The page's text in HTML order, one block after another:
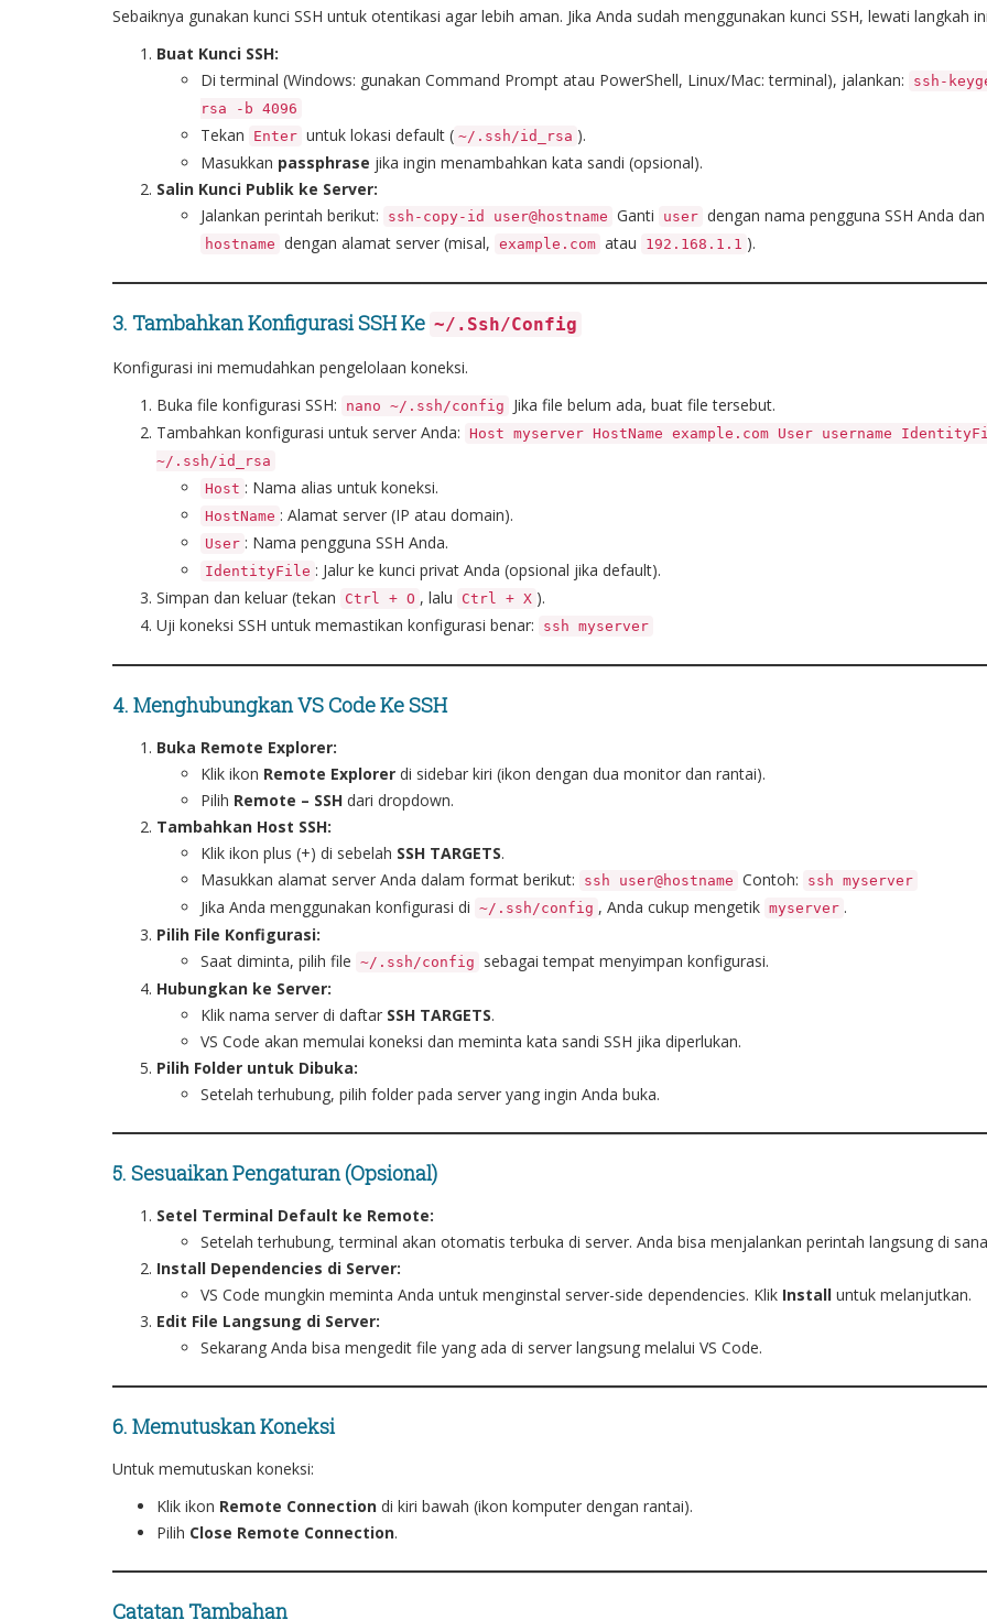
Sebaiknya gunakan kunci SSH untuk otentikasi agar lebih aman. Jika Anda sudah menggunakan kunci SSH, lewati langkah
Buat Kunci SSH:
Di terminal (Windows: gunakan Command Prompt atau PowerShell, Linux/Mac: terminal), jalankan:
ssh-
rsa -b 4096
Tekan Enter untuk lokasi default ( ~/.ssh/id_rsa ).
Masukkan passphrase jika ingin menambahkan kata sandi (opsional).
Salin Kunci Publik ke Server:
Jalankan perintah berikut:
ssh-copy-id user@hostname Ganti user dengan nama pengguna SSH Anda dan
hostname dengan alamat server (misal, example.com atau 192.168.1.1 ).
3. Tambahkan Konfigurasi SSH Ke ~/.ssh/config
Konfigurasi ini memudahkan pengelolaan koneksi.
Buka file konfigurasi SSH:
nano ~/.ssh/config
Jika file belum ada, buat file tersebut.
Tambahkan konfigurasi untuk server Anda: Host myserver HostName example.com User username
~/.ssh/id_rsa
Host : Nama alias untuk koneksi.
HostName : Alamat server (IP atau domain).
User : Nama pengguna SSH Anda.
IdentityFile : Jalur ke kunci privat Anda (opsional jika default).
Simpan dan keluar (tekan
Ctrl + O , lalu Ctrl + X ).
Uji koneksi SSH untuk memastikan konfigurasi benar:
ssh myserver
4. Menghubungkan VS Code Ke SSH
Buka Remote Explorer:
Klik ikon Remote Explorer di sidebar kiri (ikon dengan dua monitor dan rantai).
Pilih Remote – SSH dari dropdown.
Tambahkan Host SSH:
Klik ikon plus (+) di sebelah SSH TARGETS.
Masukkan alamat server Anda dalam format berikut:
ssh user@hostname Contoh: ssh myserver
Jika Anda menggunakan konfigurasi di ~/.ssh/config , Anda cukup mengetik myserver .
Pilih File Konfigurasi:
Saat diminta, pilih file ~/.ssh/config
sebagai tempat menyimpan konfigurasi.
Hubungkan ke Server:
Klik nama server di daftar SSH TARGETS.
VS Code akan memulai koneksi dan meminta kata sandi SSH jika diperlukan.
Pilih Folder untuk Dibuka:
Setelah terhubung, pilih folder pada server yang ingin Anda buka.
5. Sesuaikan Pengaturan (Opsional)
Setel Terminal Default ke Remote:
Setelah terhubung, terminal akan otomatis terbuka di server. Anda bisa menjalankan perintah langsung di
Install Dependencies di Server:
VS Code mungkin meminta Anda untuk menginstal server-side dependencies. Klik Install untuk melanjutkan.
Edit File Langsung di Server:
Sekarang Anda bisa mengedit file yang ada di server langsung melalui VS Code.
6. Memutuskan Koneksi
Untuk memutuskan koneksi:
Klik ikon Remote Connection di kiri bawah (ikon komputer dengan rantai).
Pilih Close Remote Connection.
Catatan Tambahan